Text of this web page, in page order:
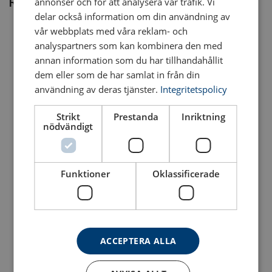
Hållbar ytbehandling:
.
Pålitlig:Designad med en säkerhetsfaktor på minst 4 i
de avsedda lastningsriktningarna, vilket erbjuder en
säker lyftupplevelse.
Kvalitetssäkring:
Varje komponent genomgår
testas med provbelastning för att säkerställa
tillförlitlighet.
Typprovning: Varje modell genomgår fabriksprovning,
Med säkerhetsbult och mutter med saxsprint i rostfritt stål
Se produkt
Med säkerhetsbult och mutter med saxsprint i rostfritt stål
Se produkt
delar också information om din användning av
vår webbplats med våra reklam- och
analyspartners som kan kombinera den med
annan information som du har tillhandahållit
dem eller som de har samlat in från din
användning av deras tjänster. Integritetspolicy
Strikt
nödvändigt
Prestanda Inriktning
Funktioner Oklassificerade
ACCEPTERA ALLA